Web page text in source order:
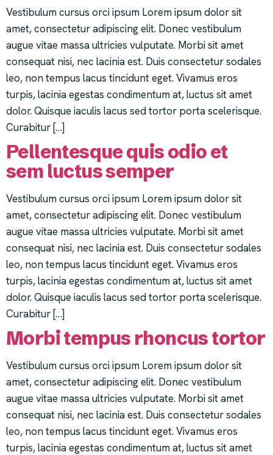
Vestibulum cursus orci ipsum Lorem ipsum dolor sit
amet, consectetur adipiscing elit. Donec vestibulum
augue vitae massa ultricies vulputate. Morbi sit amet
consequat nisi, nec lacinia est. Duis consectetur sodales
leo, non tempus lacus tincidunt eget. Vivamus eros
turpis, lacinia egestas condimentum at, luctus sit amet
dolor. Quisque iaculis lacus sed tortor porta scelerisque.
Curabitur […]
Pellentesque quis odio et
sem luctus semper
Vestibulum cursus orci ipsum Lorem ipsum dolor sit
amet, consectetur adipiscing elit. Donec vestibulum
augue vitae massa ultricies vulputate. Morbi sit amet
consequat nisi, nec lacinia est. Duis consectetur sodales
leo, non tempus lacus tincidunt eget. Vivamus eros
turpis, lacinia egestas condimentum at, luctus sit amet
dolor. Quisque iaculis lacus sed tortor porta scelerisque.
Curabitur […]
Morbi tempus rhoncus tortor
Vestibulum cursus orci ipsum Lorem ipsum dolor sit
amet, consectetur adipiscing elit. Donec vestibulum
augue vitae massa ultricies vulputate. Morbi sit amet
consequat nisi, nec lacinia est. Duis consectetur sodales
leo, non tempus lacus tincidunt eget. Vivamus eros
turpis, lacinia egestas condimentum at, luctus sit amet